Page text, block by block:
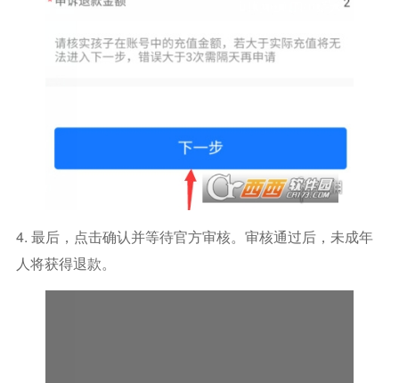
4. 最后，点击确认并等待官方审核。审核通过后，未成年
人将获得退款。